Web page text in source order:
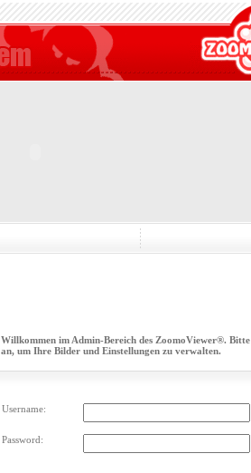
Willkommen im Admin-Bereich des ZoomoViewer®. Bitte
an, um Ihre Bilder und Einstellungen zu verwalten.
Username:
Password: